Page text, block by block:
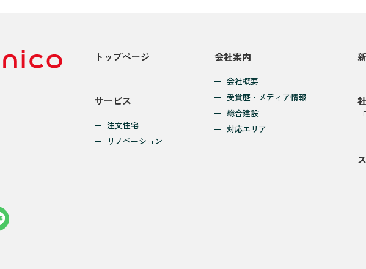
トップページ
サービス
注文住宅
リノベーション
会社案内
会社概要
受賞歴・メディア情報
総合建設
対応エリア